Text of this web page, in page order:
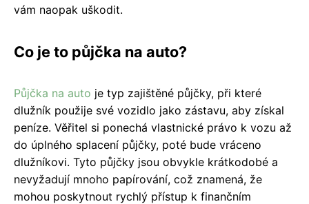
vám naopak uškodit.
Co je to půjčka na auto?
Půjčka na auto je typ zajištěné půjčky, při které
dlužník použije své vozidlo jako zástavu, aby získal
peníze. Věřitel si ponechá vlastnické právo k vozu až
do úplného splacení půjčky, poté bude vráceno
dlužníkovi. Tyto půjčky jsou obvykle krátkodobé a
nevyžadují mnoho papírování, což znamená, že
mohou poskytnout rychlý přístup k finančním